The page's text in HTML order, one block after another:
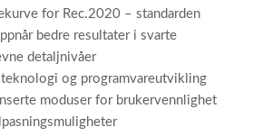
for Rec.2020 – standarden
bedre resultater i svarte
detaljnivåer
og programvareutvikling
moduser for brukervennlighet